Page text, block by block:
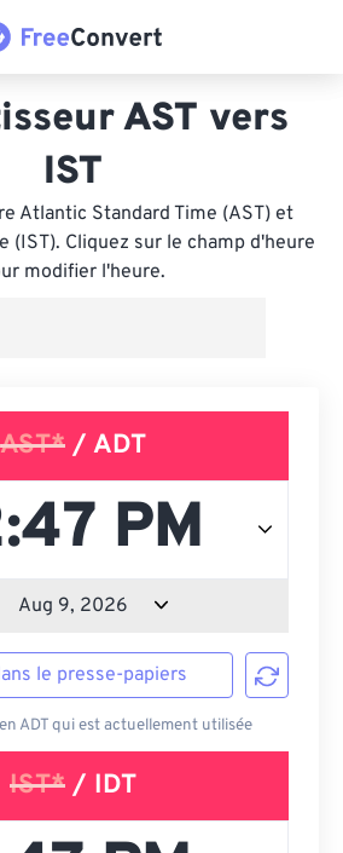
AST vers
IST
Atlantic Standard Time (AST) et
(IST). Cliquez sur le champ d'heure
modifier l'heure.
AST*/ ADT
le presse-papiers
ADT qui est actuellement utilisée
IST*/ IDT